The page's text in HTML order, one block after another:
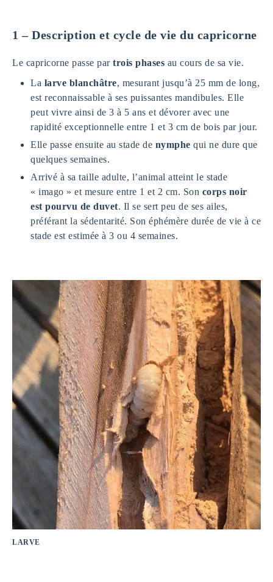
1 – Description et cycle de vie du capricorne
Le capricorne passe par trois phases au cours de sa vie.
La larve blanchâtre, mesurant jusqu’à 25 mm de long,
est reconnaissable à ses puissantes mandibules. Elle
peut vivre ainsi de 3 à 5 ans et dévorer avec une
rapidité exceptionnelle entre 1 et 3 cm de bois par jour.
Elle passe ensuite au stade de nymphe qui ne dure que
quelques semaines.
Arrivé à sa taille adulte, l’animal atteint le stade
« imago » et mesure entre 1 et 2 cm. Son corps noir
est pourvu de duvet. Il se sert peu de ses ailes,
préférant la sédentarité. Son éphémère durée de vie à ce
stade est estimée à 3 ou 4 semaines.
LARVE